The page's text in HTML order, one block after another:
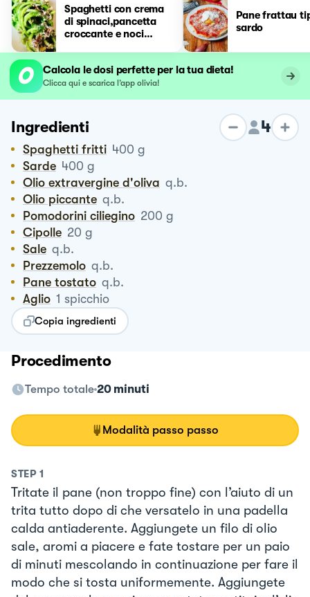
Spaghetti con crema
di spinaci,pancetta
croccante e noci
Pane frattau
sardo
Calcola le dosi perfette per la tua dieta!
Clicca qui e scarica l’app olivia!
Ingredienti 4
Spaghetti fritti 400 g
Sarde 400 g
Olio extravergine d'oliva q.b.
Olio piccante q.b.
Pomodorini ciliegino 200 g
Cipolle 20 g
Sale q.b.
Prezzemolo q.b.
Pane tostato q.b.
Aglio 1 spicchio
Copia ingredienti
Procedimento
Tempo totale 20 minuti
Modalità passo passo
STEP 1
Tritate il pane (non troppo fine) con l’aiuto di un
trita tutto dopo di che versatelo in una padella
calda antiaderente. Aggiungete un filo di olio
sale, aromi a piacere e fate tostare per un paio
di minuti mescolando in continuazione per fare il
modo che si tosta uniformemente. Aggiungete